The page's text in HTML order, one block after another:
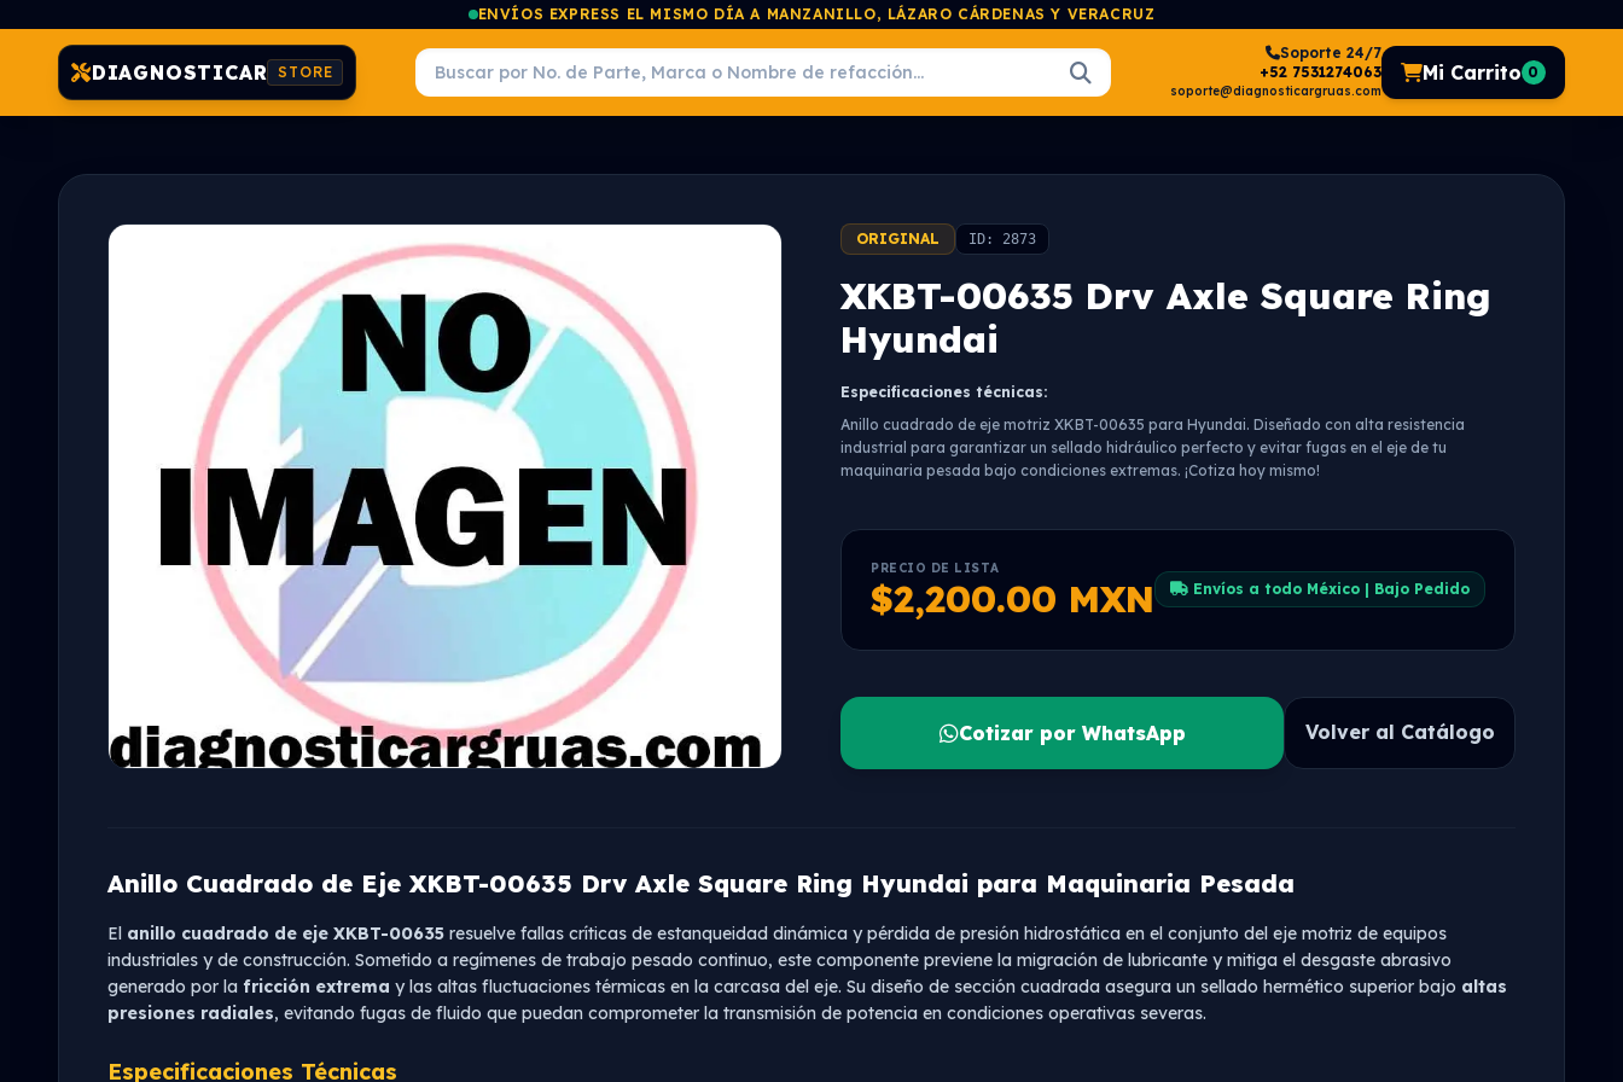
ENVÍOS EXPRESS EL MISMO DÍA A MANZANILLO, LÁZARO CÁRDENAS Y VERACRUZ
DIAGNOSTICAR STORE
Soporte 24/7
+52 7531274063
soporte@diagnosticargruas.com
Mi Carrito 0
ORIGINAL ID: 2873
XKBT-00635 Drv Axle Square Ring
Hyundai
Especificaciones técnicas:
Anillo cuadrado de eje motriz XKBT-00635 para Hyundai. Diseñado con alta resistencia
industrial para garantizar un sellado hidráulico perfecto y evitar fugas en el eje de tu
maquinaria pesada bajo condiciones extremas. ¡Cotiza hoy mismo!
PRECIO DE LISTA
$2,200.00 MXN Envíos a todo México | Bajo Pedido
Cotizar por WhatsApp Volver al Catálogo
Anillo Cuadrado de Eje XKBT-00635 Drv Axle Square Ring Hyundai para Maquinaria Pesada
El anillo cuadrado de eje XKBT-00635 resuelve fallas críticas de estanqueidad dinámica y pérdida de presión hidrostática en el conjunto del eje motriz de equipos
industriales y de construcción. Sometido a regímenes de trabajo pesado continuo, este componente previene la migración de lubricante y mitiga el desgaste abrasivo
generado por la fricción extrema y las altas fluctuaciones térmicas en la carcasa del eje. Su diseño de sección cuadrada asegura un sellado hermético superior bajo altas
presiones radiales, evitando fugas de fluido que puedan comprometer la transmisión de potencia en condiciones operativas severas.
Especificaciones Técnicas